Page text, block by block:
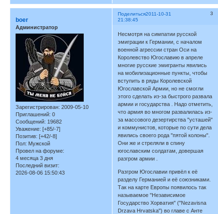
Поделиться 3
2011-10-31
21:38:45
boer
Администратор
Зарегистрирован: 2009-05-10
Приглашений: 0
Сообщений: 19682
Уважение: [+85/-7]
Позитив: [+42/-8]
Пол: Мужской
Провел на форуме:
4 месяца 3 дня
Последний визит:
2026-08-06 15:50:43
Несмотря на симпатии русской
эмиграции к Германии, с началом
военной агрессии стран Оси на
Королевство Югославию в апреле
многие русские эмигранты явились
на мобилизационные пункты, чтобы
вступить в ряды Королевской
Югославской Армии, но не смогли
этого сделать из-за быстрого развала
армии и государства . Надо отметить,
что армия во многом развалилась из-
за массового дезертирства "усташей"
и коммунистов, которые по сути дела
явились своего рода "пятой колоны".
Они же и стреляли в спину
югославским солдатам, довершая
разгром армии .
Разгром Югославии привёл к её
разделу Германией и её союзниками.
Так на карте Европы появилось так
называемое "Независимое
Государство Хорватия" ("Nezavisna
Drzava Hrvatska") во главе с Анте